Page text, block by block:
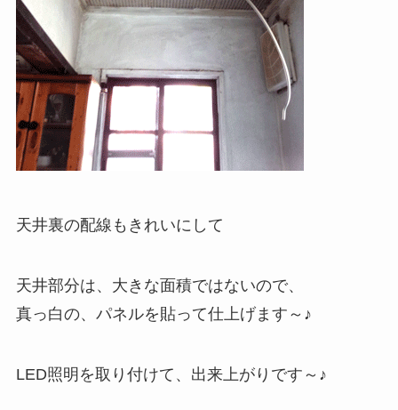
天井裏の配線もきれいにして
天井部分は、大きな面積ではないので、
真っ白の、パネルを貼って仕上げます～♪
LED照明を取り付けて、出来上がりです～♪